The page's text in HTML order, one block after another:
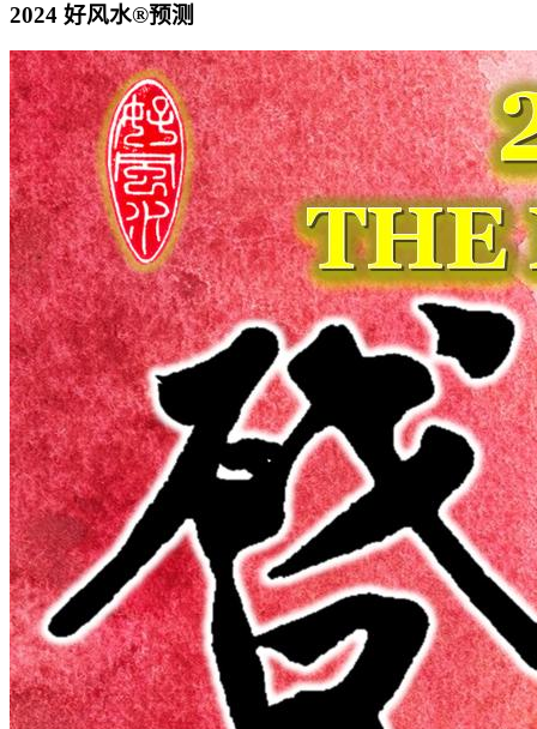
2024 好风水®预测